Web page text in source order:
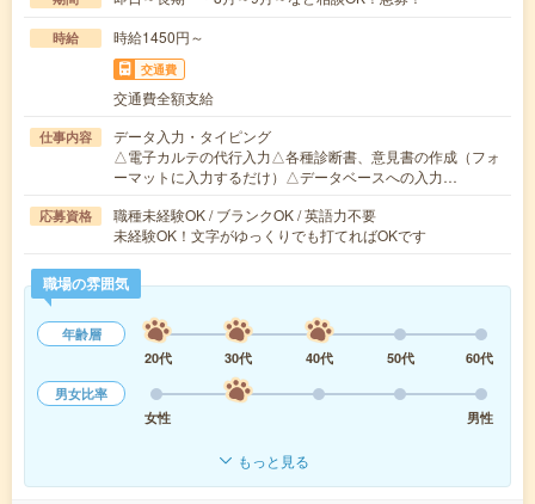
時給 時給1450円～
交通費
交通費全額支給
仕事内容
データ入力・タイピング
△電子カルテの代行入力△各種診断書、意見書の作成（フォ
ーマットに入力するだけ）△データベースへの入力…
応募資格
職種未経験OK / ブランクOK / 英語力不要
未経験OK！文字がゆっくりでも打てればOKです
職場の雰囲気
年齢層
20代
30代 40代 50代
60代
男女比率
女性
男性
もっと見る